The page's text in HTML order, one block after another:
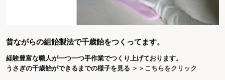
昔ながらの組飴製法で千歳飴をつくってます。
経験豊富な職人が一つ一つ手作業でつくり上げております。
うさぎの千歳飴ができるまでの様子を見る ＞＞こちらをクリック